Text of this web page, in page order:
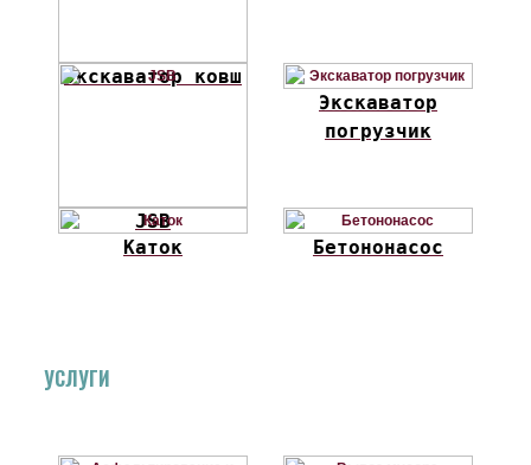
Экскаватор ковш
JSB
Экскаватор
погрузчик
Каток Бетононасос
УСЛУГИ